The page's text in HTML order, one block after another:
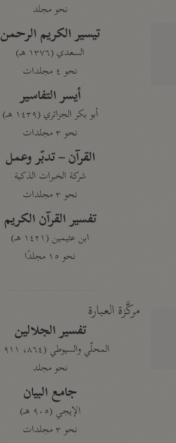
نحو مجلد
تيسير الكريم الرحمن
السعدي (١٣٧٦ هـ)
نحو ٤ مجلدات
أيسر التفاسير
أبو بكر الجزائري (١٤٣٩ هـ)
نحو ٣ مجلدات
القرآن – تدبّر وعمل
شركة الخبرات الذكية
نحو ٣ مجلدات
تفسير القرآن الكريم
ابن عثيمين (١٤٢١ هـ)
نحو ١٥ مجلدًا
مركَّزة العبارة
تفسير الجلالين
المحلّي والسيوطي (٨٦٤، ٩١١ هـ)
نحو مجلد
جامع البيان
الإيجي (٩٠٥ هـ)
نحو ٣ مجلدات